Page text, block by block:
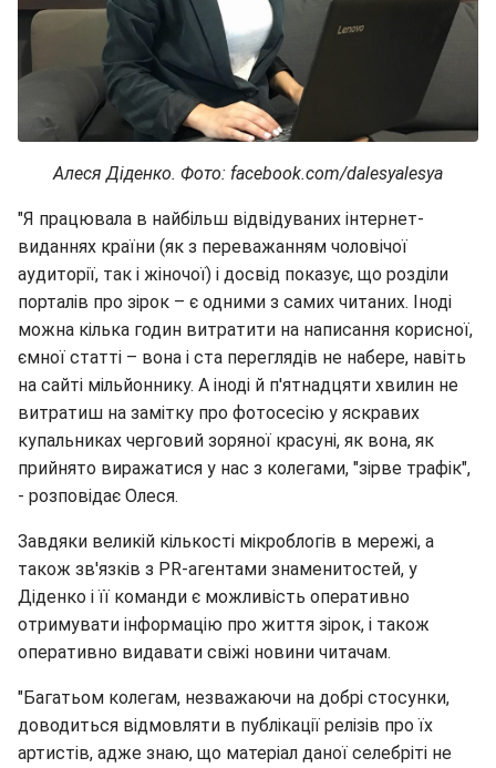
Алеся Діденко. Фото: facebook.com/dalesyalesya
"Я працювала в найбільш відвідуваних інтернет-
виданнях країни (як з переважанням чоловічої
аудиторії, так і жіночої) і досвід показує, що розділи
порталів про зірок – є одними з самих читаних. Іноді
можна кілька годин витратити на написання корисної,
ємної статті – вона і ста переглядів не набере, навіть
на сайті мільйоннику. А іноді й п'ятнадцяти хвилин не
витратиш на замітку про фотосесію у яскравих
купальниках черговий зоряної красуні, як вона, як
прийнято виражатися у нас з колегами, "зірве трафік",
- розповідає Олеся.
Завдяки великій кількості мікроблогів в мережі, а
також зв'язків з PR-агентами знаменитостей, у
Діденко і її команди є можливість оперативно
отримувати інформацію про життя зірок, і також
оперативно видавати свіжі новини читачам.
"Багатьом колегам, незважаючи на добрі стосунки,
доводиться відмовляти в публікації релізів про їх
артистів, адже знаю, що матеріал даної селебріті не